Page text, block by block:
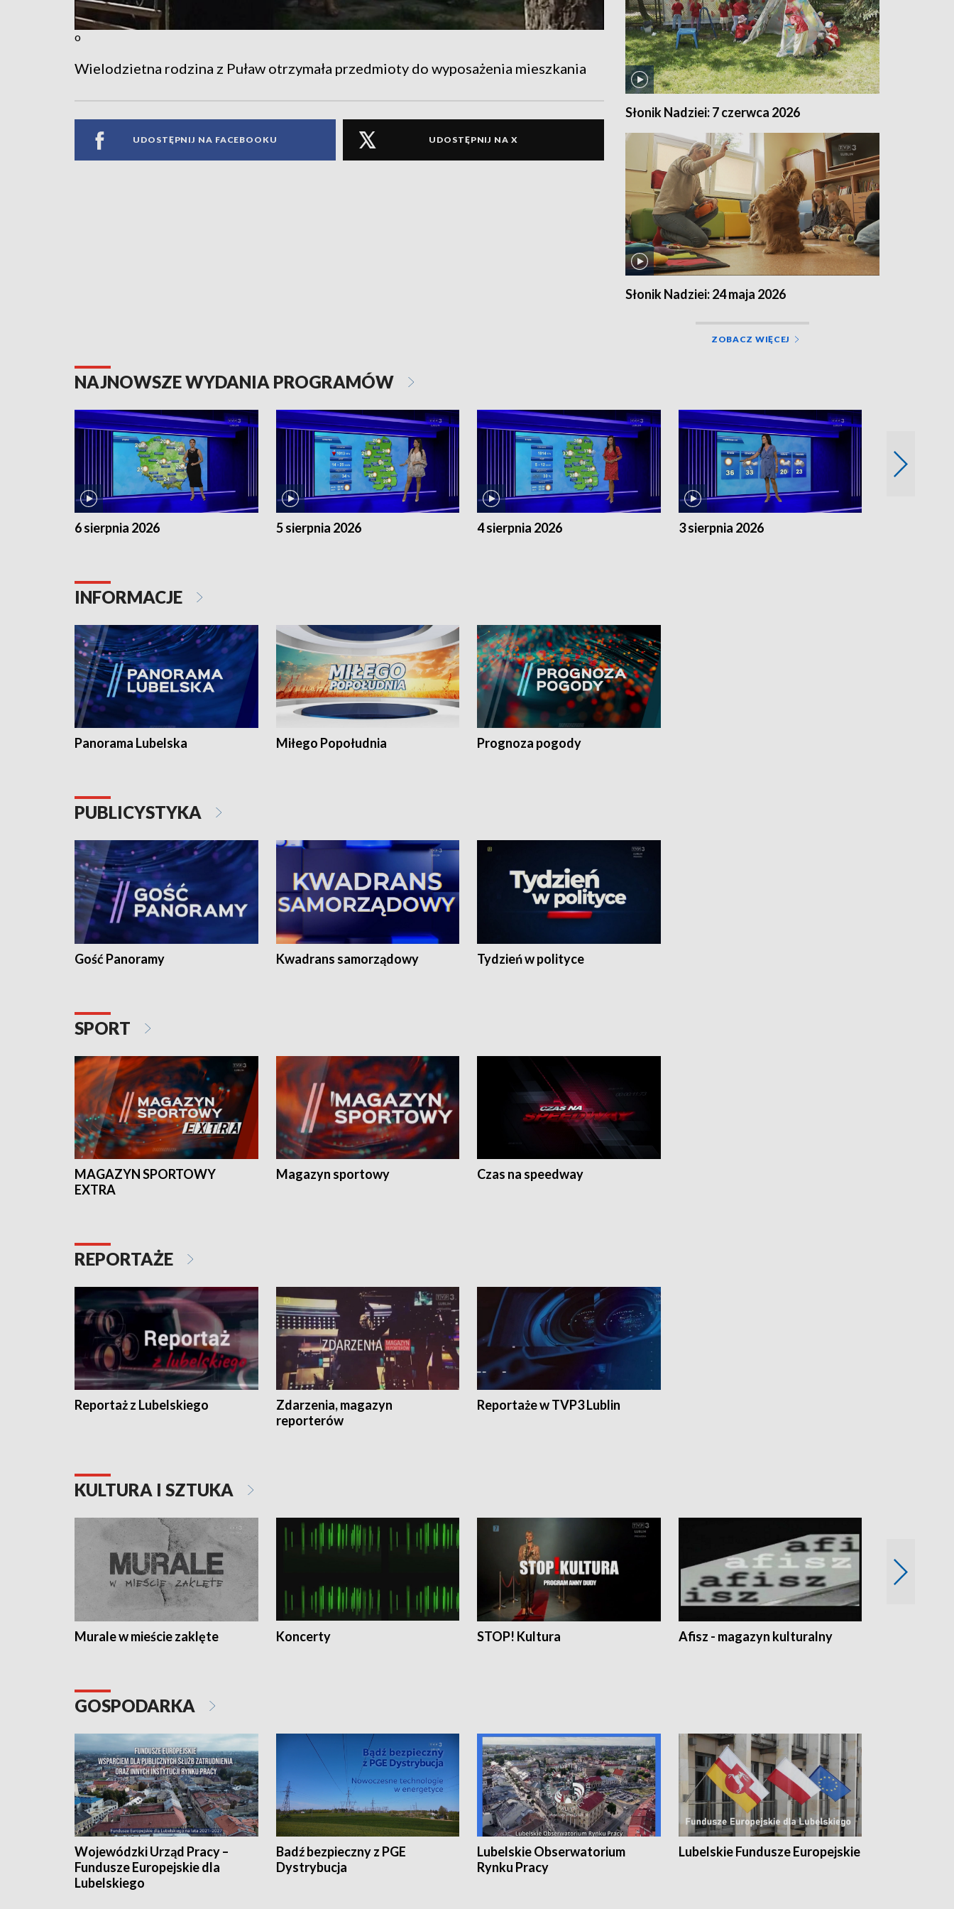
o
Wielodzietna rodzina z Puław otrzymała przedmioty do wyposażenia mieszkania
UDOSTĘPNIJ NA FACEBOOKU UDOSTĘPNIJ NA X
Słonik Nadziei: 7 czerwca 2026
Słonik Nadziei: 24 maja 2026
ZOBACZ WIĘCEJ
NAJNOWSZE WYDANIA PROGRAMÓW
6 sierpnia 2026 5 sierpnia 2026 4 sierpnia 2026 3 sierpnia 2026
INFORMACJE
Panorama Lubelska Miłego Popołudnia Prognoza pogody
PUBLICYSTYKA
Gość Panoramy Kwadrans samorządowy Tydzień w polityce
SPORT
MAGAZYN SPORTOWY
EXTRA
Magazyn sportowy Czas na speedway
REPORTAŻE
Reportaż z Lubelskiego
Zdarzenia, magazyn
reporterów
Reportaże w TVP3 Lublin
KULTURA I SZTUKA
Murale w mieście zaklęte Koncerty STOP! Kultura Afisz - magazyn kulturalny
GOSPODARKA
Wojewódzki Urząd Pracy –
Fundusze Europejskie dla
Lubelskiego
Badź bezpieczny z PGE
Dystrybucja
Lubelskie Obserwatorium
Rynku Pracy
Lubelskie Fundusze Europejskie